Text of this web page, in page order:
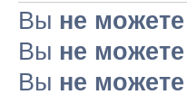
Вы не можете
Вы не можете
Вы не можете